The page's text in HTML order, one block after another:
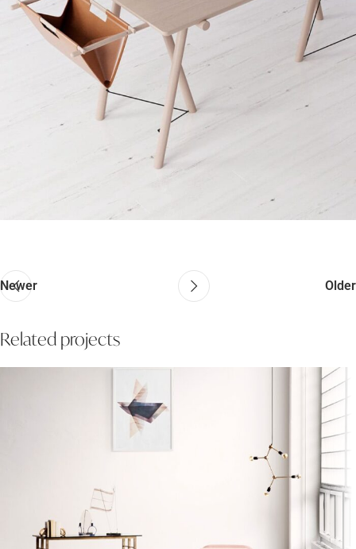
Newer Older
Related projects